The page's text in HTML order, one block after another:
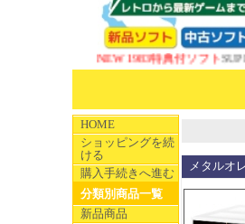
NEW 1983特典付ソフトSUPERや
HOME
ショッピングを続
ける
購入手続きへ進む
分類別商品一覧
新品商品
メタルオ